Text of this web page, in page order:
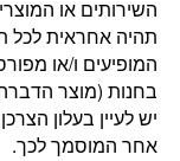
השירותים או
תהיה אחראית לכל
המופיעים ו/או
בחנות (מוצר
יש לעיין בעלון
אחר המוסמך לכך.